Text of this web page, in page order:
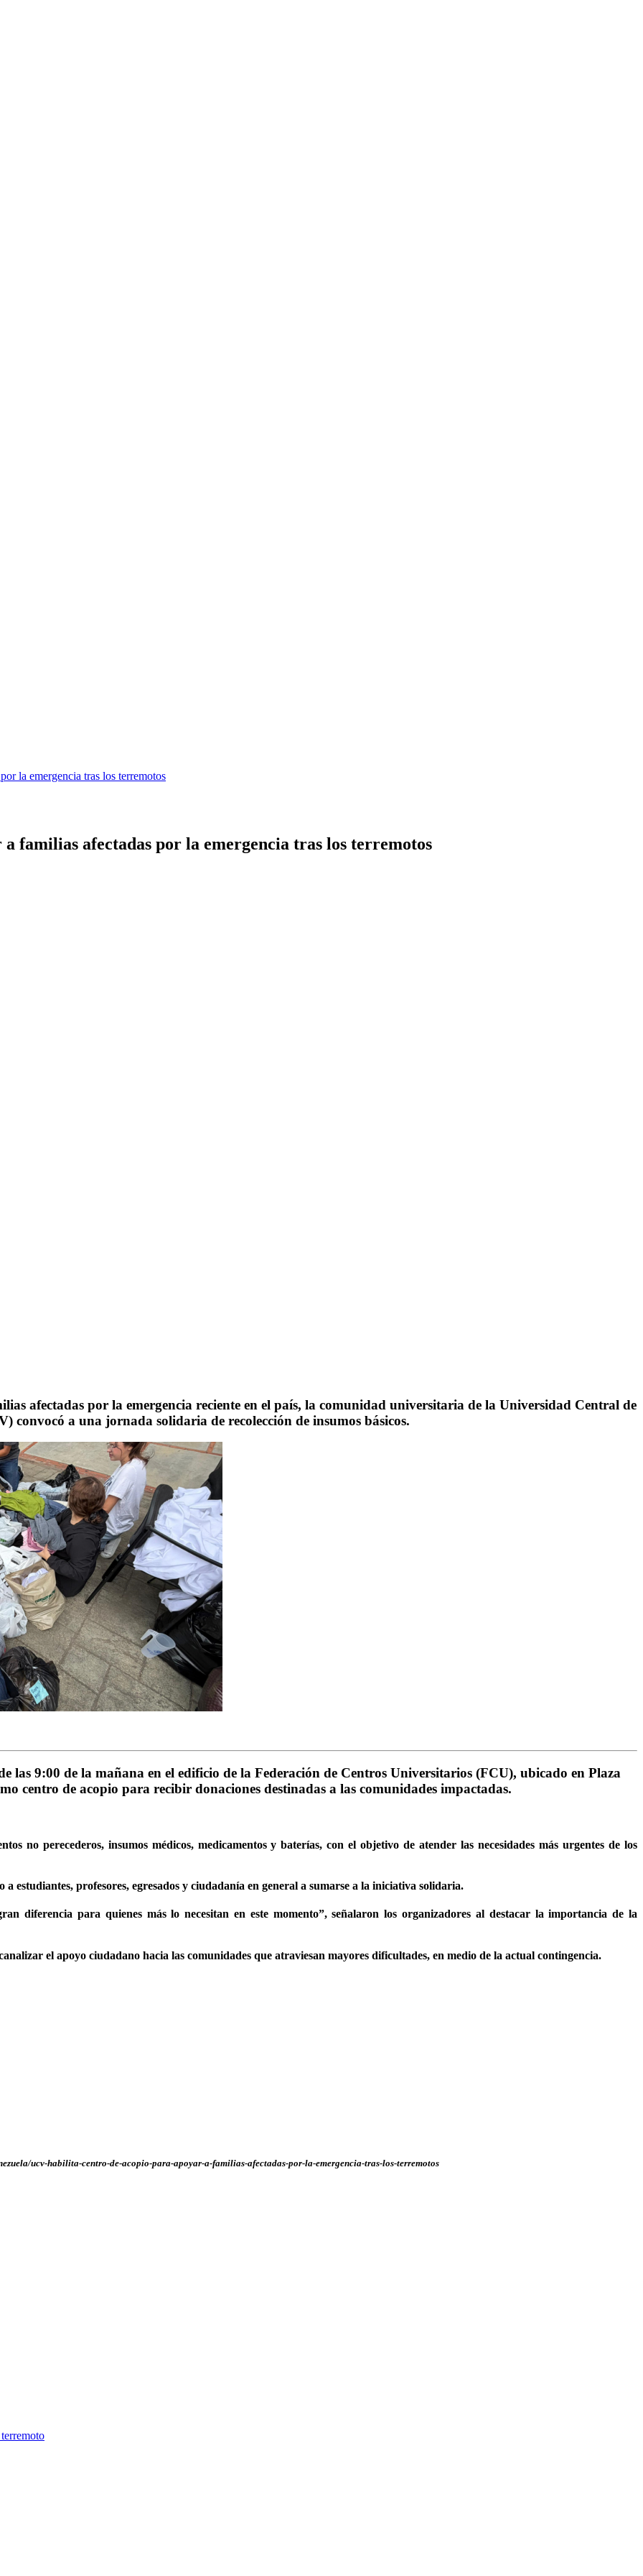
la emergencia tras los terremotos
familias afectadas por la emergencia tras los terremotos
afectadas por la emergencia reciente en el país, la comunidad universitaria de la Universidad Central de
convocó a una jornada solidaria de recolección de insumos básicos.
las 9:00 de la mañana en el edificio de la Federación de Centros Universitarios (FCU), ubicado en Plaza
centro de acopio para recibir donaciones destinadas a las comunidades impactadas.
no perecederos, insumos médicos, medicamentos y baterías, con el objetivo de atender las necesidades más urgentes de los
estudiantes, profesores, egresados y ciudadanía en general a sumarse a la iniciativa solidaria.
diferencia para quienes más lo necesitan en este momento”, señalaron los organizadores al destacar la importancia de la
el apoyo ciudadano hacia las comunidades que atraviesan mayores dificultades, en medio de la actual contingencia.
ucv-habilita-centro-de-acopio-para-apoyar-a-familias-afectadas-por-la-emergencia-tras-los-terremotos